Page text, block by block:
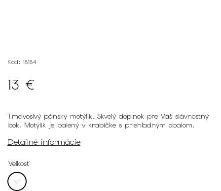
Kód: 18184
13 €
Tmavosivý pánsky motýlik. Skvelý doplnok pre Váš slávnostný
look. Motýlik je balený v krabičke s priehľadným obalom.
Detailné informácie
Veľkosť